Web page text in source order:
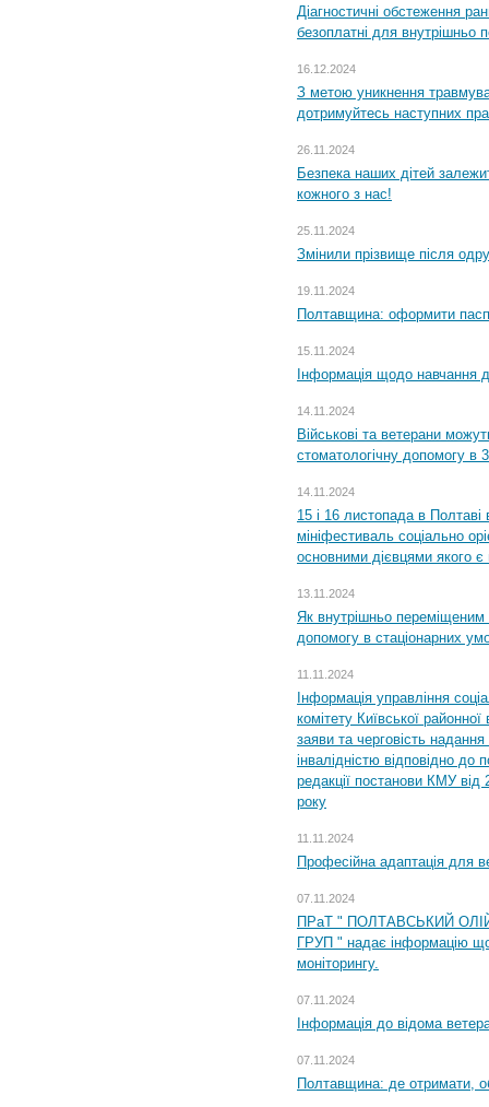
Діагностичні обстеження
безоплатні для внутрішньо
16.12.2024
З метою уникнення
дотримуйтесь наступних
26.11.2024
Безпека наших дітей
кожного з нас!
25.11.2024
Змінили прізвище після
19.11.2024
Полтавщина: оформити
15.11.2024
Інформація щодо навчання
14.11.2024
Військові та ветерани
стоматологічну допомогу в
14.11.2024
15 і 16 листопада в
мініфестиваль соціально
основними дієвцями якого є
13.11.2024
Як внутрішньо переміщеним
допомогу в стаціонарних
11.11.2024
Інформація управління
комітету Київської
заяви та черговість надання
інвалідністю відповідно
редакції постанови КМУ
року
11.11.2024
Професійна адаптація для
07.11.2024
ПРаТ " ПОЛТАВСЬКИЙ
ГРУП " надає інформацію
моніторингу.
07.11.2024
Інформація до відома
07.11.2024
Полтавщина: де отримати,